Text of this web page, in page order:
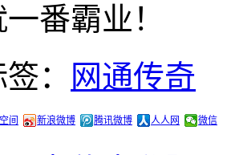
番霸业！
：
网通传奇
间 新浪微博 腾讯微博 人人网 微信